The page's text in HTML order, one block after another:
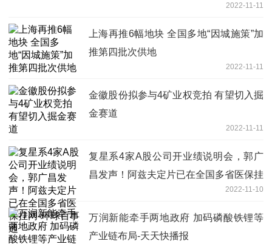
2022-11-11
上海再推6幅地块 全国多地“因城施策”加
推第四批次供地
2022-11-11
金徽股份拟参与4矿业权竞拍 有望切入掘
金赛道
2022-11-11
复星系4家A股公司开业绩说明会，郭广
昌发声！阿兹夫定片已在全国多省医保挂
2022-11-10
万润新能牵手两地政府 加码磷酸铁锂等
产业链布局-天天快播报